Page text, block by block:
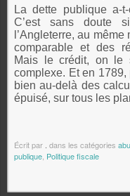
La dette publique a-
C’est sans doute
l’Angleterre, au
comparable et des
Mais le crédit, on le
complexe. Et en
bien au-delà des
épuisé, sur tous les
Écrit par dans les catégories
publique Politique fiscale